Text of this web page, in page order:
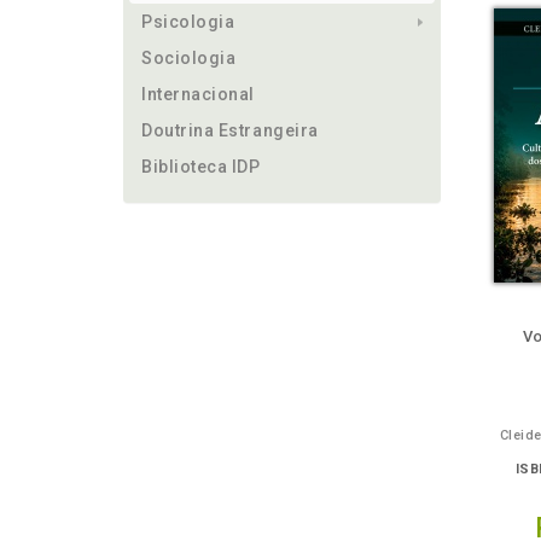
Psicologia
Sociologia
Internacional
Doutrina Estrangeira
Biblioteca IDP